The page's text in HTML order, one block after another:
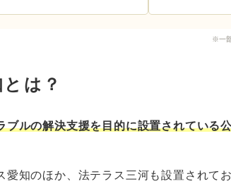
などの無料法律相談
ス愛知は無料法律相談がしたい人におすす
※一
は？
ブルの解決支援を目的に設置されている
愛知のほか、法テラス三河も設置されて